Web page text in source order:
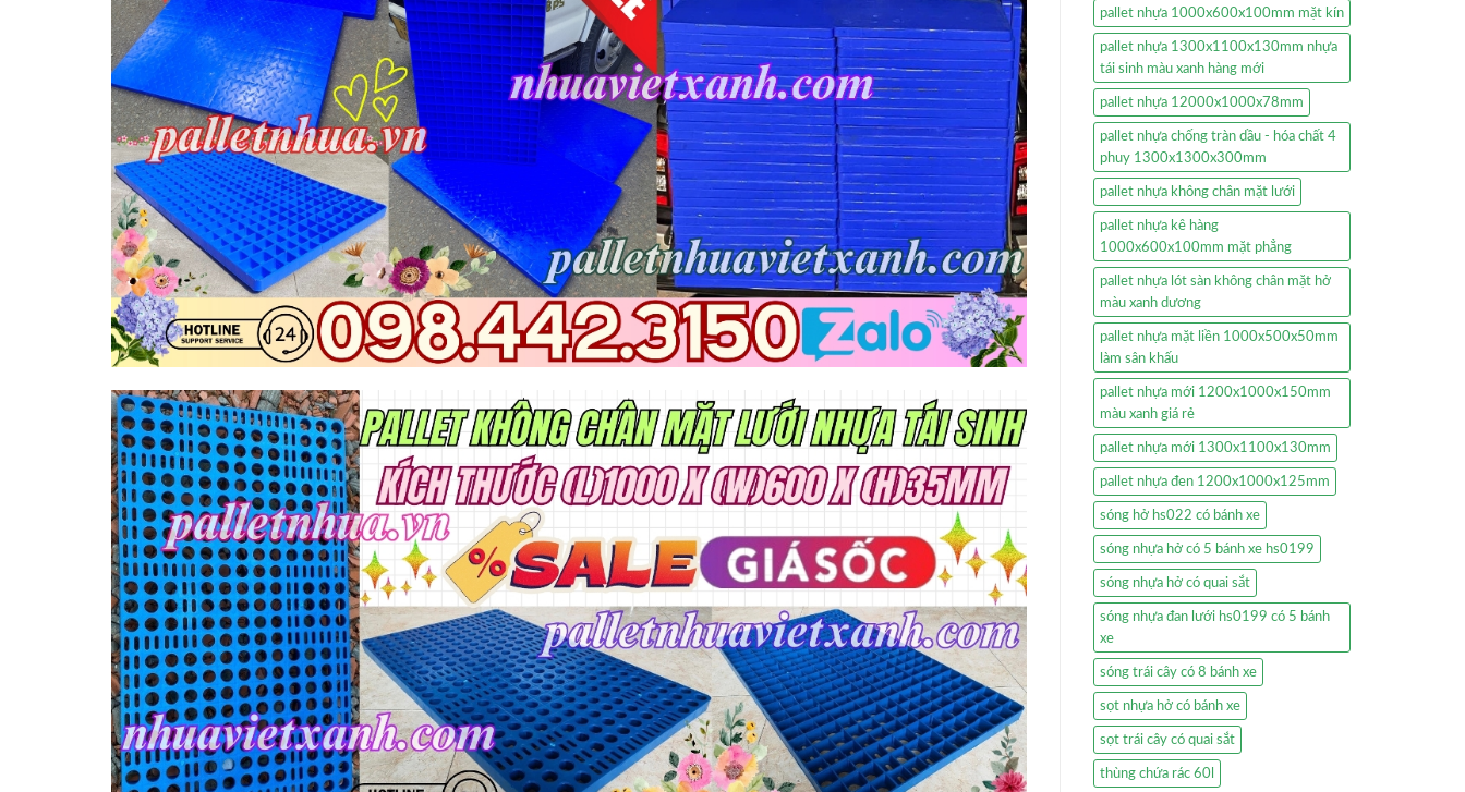
pallet nhựa 1000x600x100mm mặt kín
pallet nhựa 1300x1100x130mm nhựa
tái sinh màu xanh hàng mới
pallet nhựa 12000x1000x78mm
pallet nhựa chống tràn dầu - hóa chất 4
phuy 1300x1300x300mm
pallet nhựa không chân mặt lưới
pallet nhựa kê hàng
1000x600x100mm mặt phẳng
pallet nhựa lót sàn không chân mặt hở
màu xanh dương
pallet nhựa mặt liền 1000x500x50mm
làm sân khấu
pallet nhựa mới 1200x1000x150mm
màu xanh giá rẻ
pallet nhựa mới 1300x1100x130mm
pallet nhựa đen 1200x1000x125mm
sóng hở hs022 có bánh xe
sóng nhựa hở có 5 bánh xe hs0199
sóng nhựa hở có quai sắt
sóng nhựa đan lưới hs0199 có 5 bánh
xe
sóng trái cây có 8 bánh xe
sọt nhựa hở có bánh xe
sọt trái cây có quai sắt
thùng chứa rác 60l